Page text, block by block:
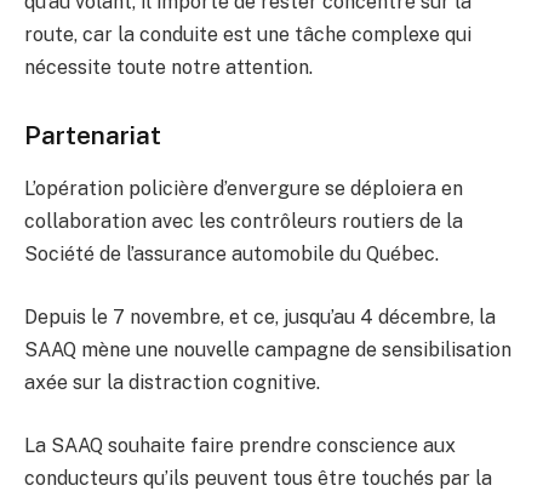
route, car la conduite est une tâche complexe qui
nécessite toute notre attention.
Partenariat
L’opération policière d’envergure se déploiera en
collaboration avec les contrôleurs routiers de la
Société de l’assurance automobile du Québec.
Depuis le 7 novembre, et ce, jusqu’au 4 décembre, la
SAAQ mène une nouvelle campagne de sensibilisation
axée sur la distraction cognitive.
La SAAQ souhaite faire prendre conscience aux
conducteurs qu’ils peuvent tous être touchés par la